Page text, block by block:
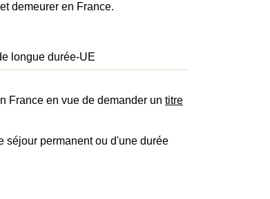
demeurer en France.
longue durée-UE
France en vue de demander un titre
séjour permanent ou d'une durée